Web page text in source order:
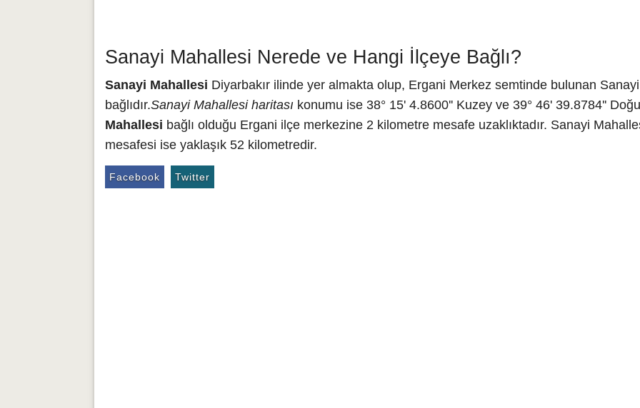
Sanayi Mahallesi Nerede ve Hangi İlçeye Bağlı?
Sanayi Mahallesi Diyarbakır ilinde yer almakta olup, Ergani Merkez semtinde bulunan
bağlıdır.Sanayi Mahallesi haritası konumu ise 38° 15' 4.8600'' Kuzey ve 39° 46' 39.8784''
Mahallesi bağlı olduğu Ergani ilçe merkezine 2 kilometre mesafe uzaklıktadır. Sanayi
mesafesi ise yaklaşık 52 kilometredir.
Facebook Twitter